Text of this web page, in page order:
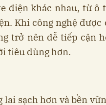
điện khác nhau, từ ô
Khi công nghệ
trở nên dễ tiếp cận
tiêu dùng hơn.
sạch hơn và bền